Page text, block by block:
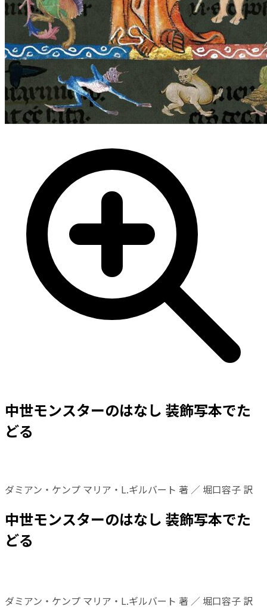
中世モンスターのはなし 装飾写本でた
どる
ダミアン・ケンプ マリア・L.ギルバート 著 ／ 堀口容子 訳
中世モンスターのはなし 装飾写本でた
どる
ダミアン・ケンプ マリア・L.ギルバート 著 ／ 堀口容子 訳